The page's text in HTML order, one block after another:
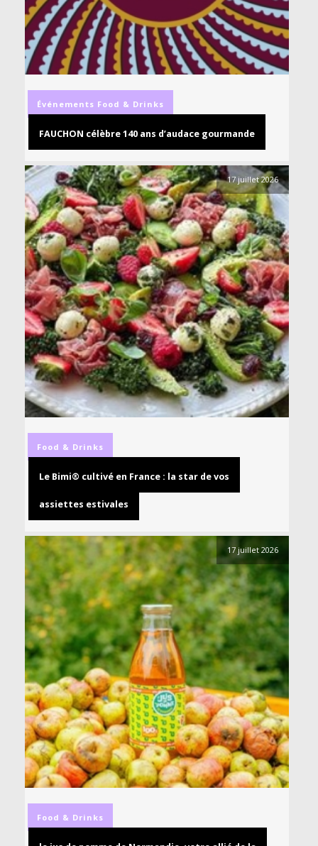
Événements Food & Drinks
FAUCHON célèbre 140 ans d’audace gourmande
17 juillet 2026
Food & Drinks
Le Bimi® cultivé en France : la star de vos
assiettes estivales
17 juillet 2026
Food & Drinks